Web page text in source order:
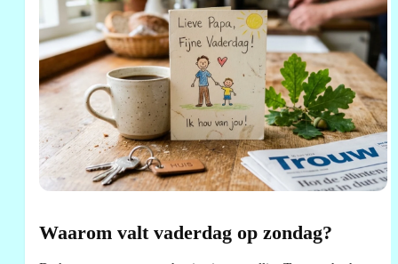
Waarom valt vaderdag op zondag?